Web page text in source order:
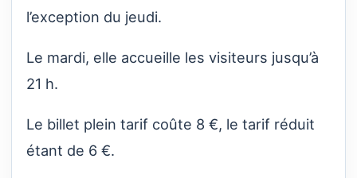
l’exception du jeudi.
Le mardi, elle accueille les visiteurs jusqu’à
21 h.
Le billet plein tarif coûte 8 €, le tarif réduit
étant de 6 €.